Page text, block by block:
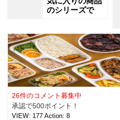
のシリーズで
26件のコメント募集中
承認で500ポイント！
VIEW: 177 Action: 8